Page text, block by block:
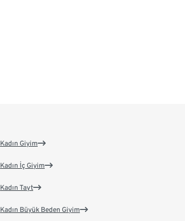
Kadın Giyim
Kadın İç Giyim
Kadın Tayt
Kadın Büyük Beden Giyim